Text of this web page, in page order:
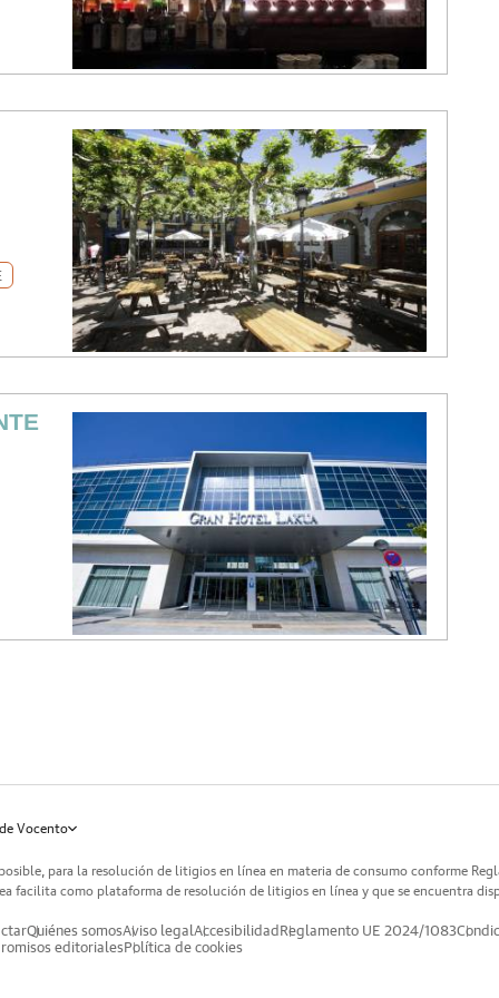
Vocento
para la resolución de litigios en línea en materia de consumo conforme
facilita como plataforma de resolución de litigios en línea y que se encuentra
Quiénes somosAviso legal Accesibilidad Reglamento UE 2024/1083
editorialesPolítica de cookies